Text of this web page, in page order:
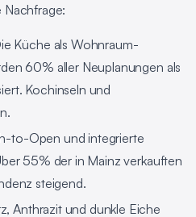
Küche als Wohnraum-
60% aller Neuplanungen als
Kochinseln und
to-Open und integrierte
55% der in Mainz verkauften
steigend.
Anthrazit und dunkle Eiche